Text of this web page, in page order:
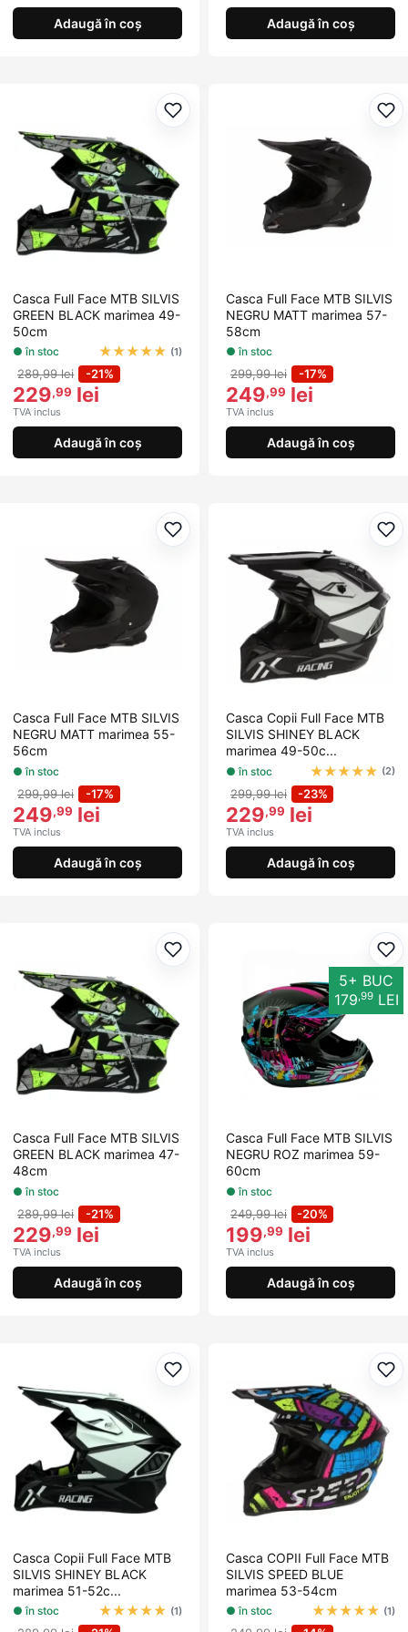
Adaugă în coș Adaugă în coș
Adaugă la favorite
Casca Full Face MTB SILVIS
GREEN BLACK marimea 49-
50cm
● în stoc ★★★★★ (1)
289,99 lei -21%
229,99 lei
TVA inclus
Adaugă în coș
Casca Full Face MTB SILVIS
NEGRU MATT marimea 57-
58cm
● în stoc
299,99 lei -17%
249,99 lei
TVA inclus
Adaugă în coș
Adaugă la favorite
Casca Full Face MTB SILVIS
NEGRU MATT marimea 55-
56cm
● în stoc
299,99 lei -17%
249,99 lei
TVA inclus
Adaugă în coș
Casca Copii Full Face MTB
SILVIS SHINEY BLACK
marimea 49-50c...
● în stoc ★★★★★ (2)
299,99 lei -23%
229,99 lei
TVA inclus
Adaugă în coș
Adaugă la favorite
Casca Full Face MTB SILVIS
GREEN BLACK marimea 47-
48cm
● în stoc
289,99 lei -21%
229,99 lei
TVA inclus
Adaugă în coș
5+ BUC
179,99LEI
Casca Full Face MTB SILVIS
NEGRU ROZ marimea 59-
60cm
● în stoc
249,99 lei -20%
199,99 lei
TVA inclus
Adaugă în coș
Adaugă la favorite
Casca Copii Full Face MTB
SILVIS SHINEY BLACK
marimea 51-52c...
● în stoc ★★★★★ (1)
Casca COPII Full Face MTB
SILVIS SPEED BLUE
marimea 53-54cm
● în stoc ★★★★★ (1)